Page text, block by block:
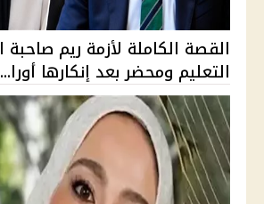
التعليم ومحضر بعد إنكارها أورا...